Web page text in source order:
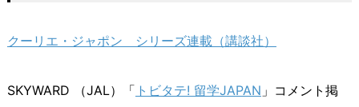
クーリエ・ジャポン シリーズ連載（講談社）
SKYWARD （JAL）「 トビタテ! 留学JAPAN 」コメント掲